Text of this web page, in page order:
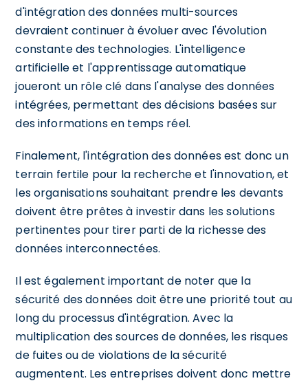
d'intégration des données multi-sources
devraient continuer à évoluer avec l'évolution
constante des technologies. L'intelligence
artificielle et l'apprentissage automatique
joueront un rôle clé dans l'analyse des données
intégrées, permettant des décisions basées sur
des informations en temps réel.
Finalement, l'intégration des données est donc un
terrain fertile pour la recherche et l'innovation, et
les organisations souhaitant prendre les devants
doivent être prêtes à investir dans les solutions
pertinentes pour tirer parti de la richesse des
données interconnectées.
Il est également important de noter que la
sécurité des données doit être une priorité tout au
long du processus d'intégration. Avec la
multiplication des sources de données, les risques
de fuites ou de violations de la sécurité
augmentent. Les entreprises doivent donc mettre